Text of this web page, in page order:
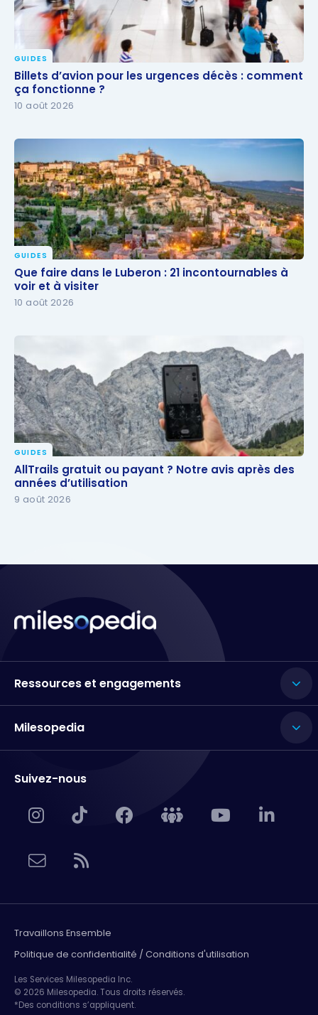
Billets d’avion pour les urgences décès : comment
ça fonctionne ?
GUIDES
Billets d’avion pour les urgences décès : comment
ça fonctionne ?
10 août 2026
Que faire dans le Luberon : 21 incontournables à voir
et à visiter
GUIDES
Que faire dans le Luberon : 21 incontournables à
voir et à visiter
10 août 2026
AllTrails gratuit ou payant ? Notre avis après des
années d’utilisation
GUIDES
AllTrails gratuit ou payant ? Notre avis après des
années d’utilisation
9 août 2026
Ressources et engagements
Milesopedia
Suivez-nous
Travaillons Ensemble
Politique de confidentialité / Conditions d'utilisation
Les Services Milesopedia Inc.
© 2026 Milesopedia. Tous droits réservés.
*Des conditions s’appliquent.